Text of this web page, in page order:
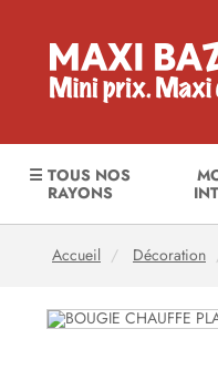
☰ TOUS NOS
RAYONS
Accueil Décoration